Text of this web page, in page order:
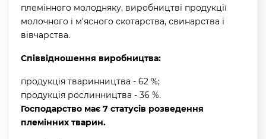
племінного молодняку, виробництві продукції
молочного і м'ясного скотарства, свинарства і
вівчарства.
Співвідношення виробництва:
продукція тваринництва - 62 %;
продукція рослинництва - 36 %.
Господарство має 7 статусів розведення
племінних тварин.